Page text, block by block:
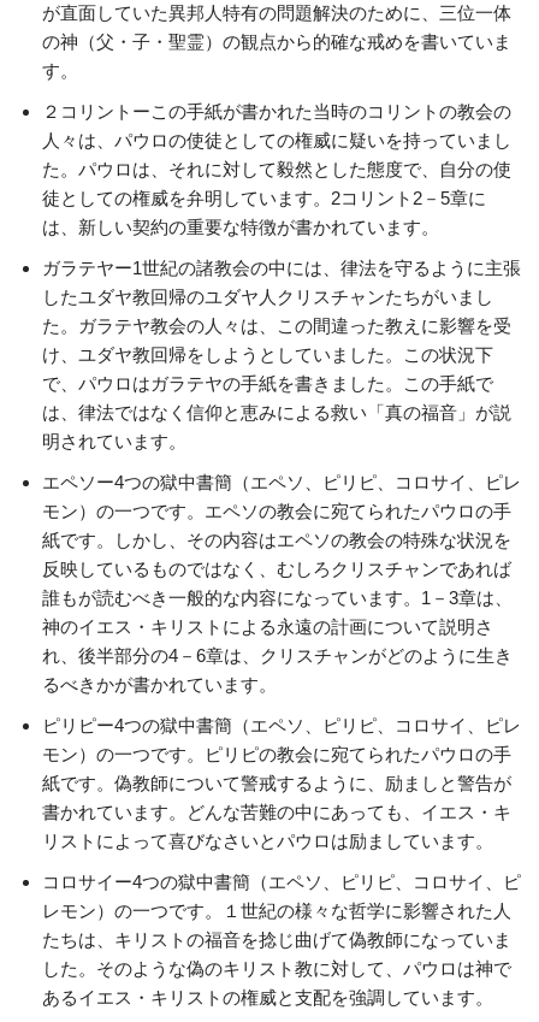
が直面していた異邦人特有の問題解決のために、三位一体
の神（父・子・聖霊）の観点から的確な戒めを書いていま
す。
２コリントーこの手紙が書かれた当時のコリントの教会の
人々は、パウロの使徒としての権威に疑いを持っていまし
た。パウロは、それに対して毅然とした態度で、自分の使
徒としての権威を弁明しています。2コリント2－5章に
は、新しい契約の重要な特徴が書かれています。
ガラテヤー1世紀の諸教会の中には、律法を守るように主張
したユダヤ教回帰のユダヤ人クリスチャンたちがいまし
た。ガラテヤ教会の人々は、この間違った教えに影響を受
け、ユダヤ教回帰をしようとしていました。この状況下
で、パウロはガラテヤの手紙を書きました。この手紙で
は、律法ではなく信仰と恵みによる救い「真の福音」が説
明されています。
エペソー4つの獄中書簡（エペソ、ピリピ、コロサイ、ピレ
モン）の一つです。エペソの教会に宛てられたパウロの手
紙です。しかし、その内容はエペソの教会の特殊な状況を
反映しているものではなく、むしろクリスチャンであれば
誰もが読むべき一般的な内容になっています。1－3章は、
神のイエス・キリストによる永遠の計画について説明さ
れ、後半部分の4－6章は、クリスチャンがどのように生き
るべきかが書かれています。
ピリピー4つの獄中書簡（エペソ、ピリピ、コロサイ、ピレ
モン）の一つです。ピリピの教会に宛てられたパウロの手
紙です。偽教師について警戒するように、励ましと警告が
書かれています。どんな苦難の中にあっても、イエス・キ
リストによって喜びなさいとパウロは励ましています。
コロサイー4つの獄中書簡（エペソ、ピリピ、コロサイ、ピ
レモン）の一つです。１世紀の様々な哲学に影響された人
たちは、キリストの福音を捻じ曲げて偽教師になっていま
した。そのような偽のキリスト教に対して、パウロは神で
あるイエス・キリストの権威と支配を強調しています。